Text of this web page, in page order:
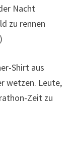
Nacht
zu rennen
Shirt aus
wetzen. Leute,
Zeit zu